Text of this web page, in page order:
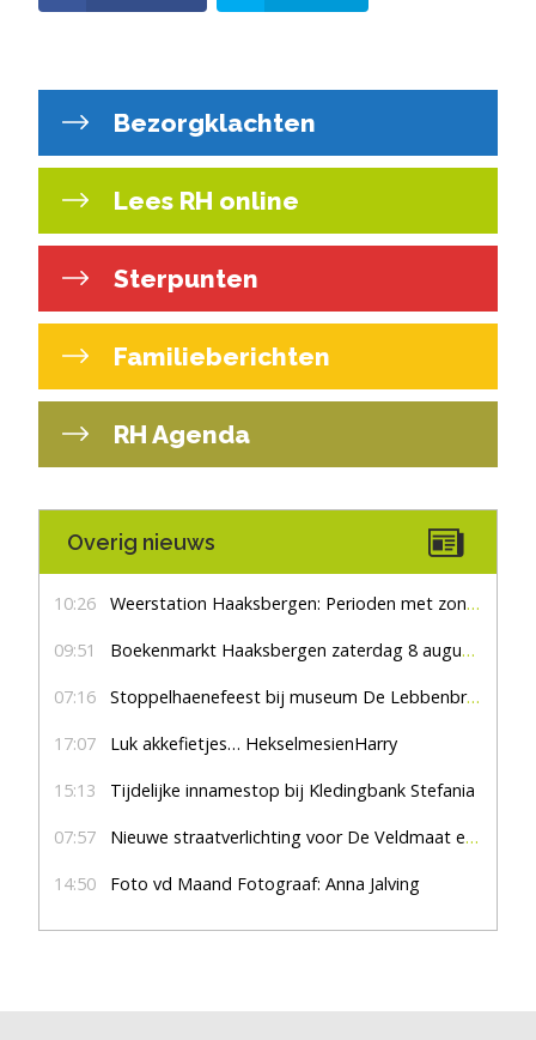
Bezorgklachten
Lees RH online
Sterpunten
Familieberichten
RH Agenda
Overig nieuws
10:26 Weerstation Haaksbergen: Perioden met zon en droog
09:51 Boekenmarkt Haaksbergen zaterdag 8 augustus, marktplein Haaksbergen
07:16 Stoppelhaenefeest bij museum De Lebbenbrugge
17:07 Luk akkefietjes… HekselmesienHarry
15:13 Tijdelijke innamestop bij Kledingbank Stefania
07:57 Nieuwe straatverlichting voor De Veldmaat en De Pas
14:50 Foto vd Maand Fotograaf: Anna Jalving